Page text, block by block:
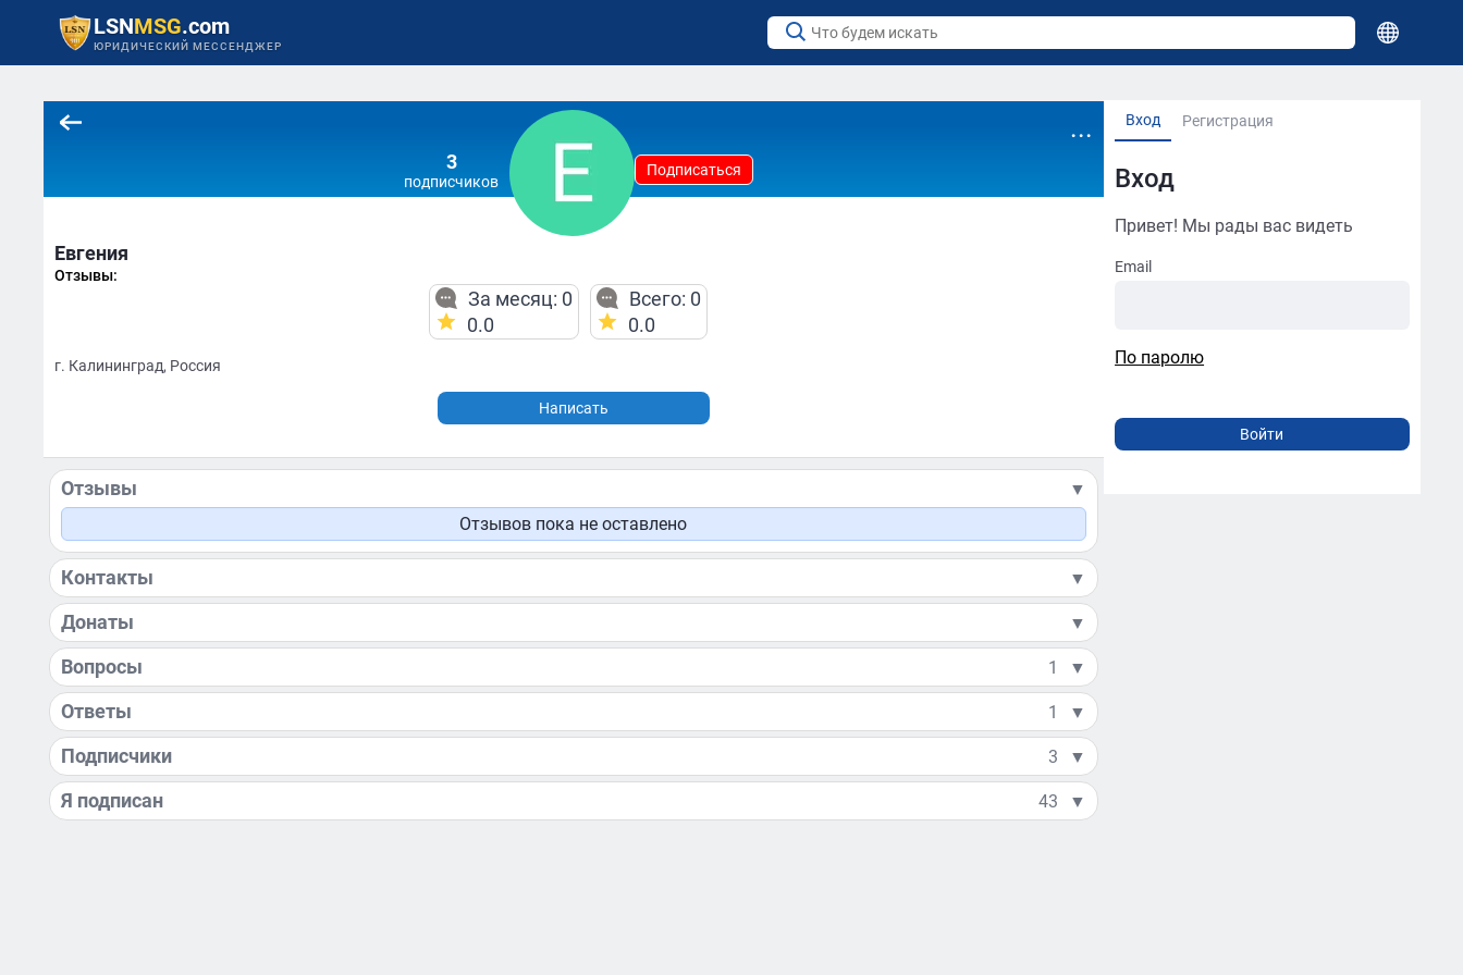
LSNMSG.com
ЮРИДИЧЕСКИЙ МЕССЕНДЖЕР
Вход Регистрация
Вход
Привет! Мы рады вас видеть
Email
По паролю
3
подписчиков
Подписаться
...
Евгения
Отзывы:
За месяц: 0
0.0
Всего: 0
0.0
г. Калининград, Россия
Написать
Отзывы
▼
Отзывов пока не оставлено
Контакты ▼
Донаты ▼
Вопросы 1 ▼
Ответы 1 ▼
Подписчики 3 ▼
Я подписан 43 ▼